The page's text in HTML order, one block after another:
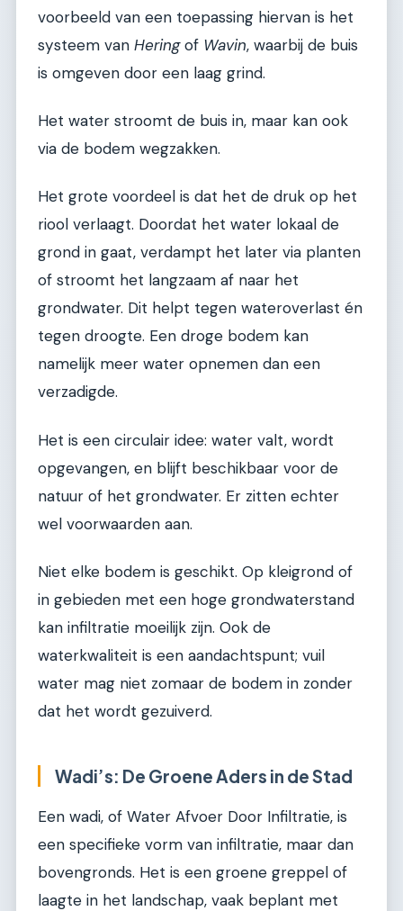
voorbeeld van een toepassing hiervan is het
systeem van Heringof Wavin, waarbij de buis
is omgeven door een laag grind.
Het water stroomt de buis in, maar kan ook
via de bodem wegzakken.
Het grote voordeel is dat het de druk op het
riool verlaagt. Doordat het water lokaal de
grond in gaat, verdampt het later via planten
of stroomt het langzaam af naar het
grondwater. Dit helpt tegen wateroverlast én
tegen droogte. Een droge bodem kan
namelijk meer water opnemen dan een
verzadigde.
Het is een circulair idee: water valt, wordt
opgevangen, en blijft beschikbaar voor de
natuur of het grondwater. Er zitten echter
wel voorwaarden aan.
Niet elke bodem is geschikt. Op kleigrond of
in gebieden met een hoge grondwaterstand
kan infiltratie moeilijk zijn. Ook de
waterkwaliteit is een aandachtspunt; vuil
water mag niet zomaar de bodem in zonder
dat het wordt gezuiverd.
Wadi’s: De Groene Aders in de Stad
Een wadi, of Water Afvoer Door Infiltratie, is
een specifieke vorm van infiltratie, maar dan
bovengronds. Het is een groene greppel of
laagte in het landschap, vaak beplant met